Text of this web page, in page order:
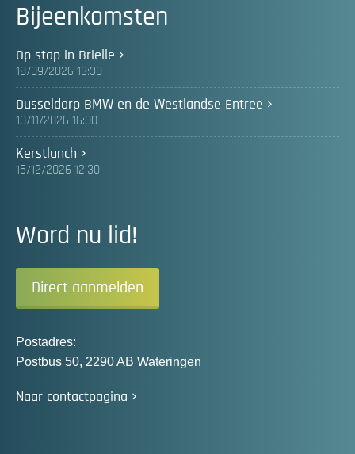
Bijeenkomsten
Op stap in Brielle
18/09/2026 13:30
Dusseldorp BMW en de Westlandse Entree
10/11/2026 16:00
Kerstlunch
15/12/2026 12:30
Word nu lid!
Direct aanmelden
Postadres:
Postbus 50, 2290 AB Wateringen
Naar contactpagina